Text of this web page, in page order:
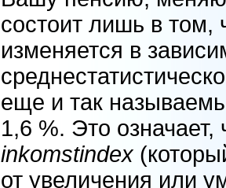
состоит лишь в том,
изменяется в
еще и так
1,6 %. Это
inkomstindex
от увеличения или